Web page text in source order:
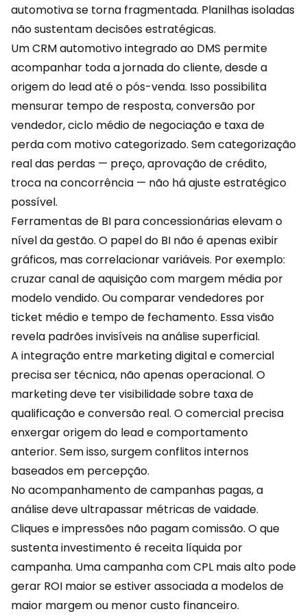
automotiva se torna fragmentada. Planilhas isoladas
não sustentam decisões estratégicas.
UmCRMautomotivo integrado ao DMS permite
acompanhar toda a jornada do cliente, desde a
origem do lead até o pós-venda. Isso possibilita
mensurar tempo de resposta, conversão por
vendedor, ciclo médio de negociação e taxa de
perda com motivo categorizado. Sem categorização
real das perdas — preço, aprovação de crédito,
troca na concorrência — não há ajuste estratégico
possível.
Ferramentas de BI para concessionárias elevam o
nível da gestão. O papel do BI não é apenas exibir
gráficos, mas correlacionar variáveis. Por exemplo:
cruzar canal de aquisição com margem média por
modelo vendido. Ou comparar vendedores por
ticket médio e tempo de fechamento. Essa visão
revela padrões invisíveis na análise superficial.
A integração entre marketingdigital e comercial
precisa ser técnica, não apenas operacional. O
marketing deve ter visibilidade sobre taxa de
qualificação e conversão real. O comercial precisa
enxergar origem do lead e comportamento
anterior. Sem isso, surgem conflitos internos
baseados em percepção.
No acompanhamento de campanhas pagas, a
análise deve ultrapassar métricas de vaidade.
Cliques e impressões não pagam comissão. O que
sustenta investimento é receita líquida por
campanha. Uma campanha com CPL mais alto pode
gerar ROI maior se estiver associada a modelos de
maior margem ou menor custo financeiro.